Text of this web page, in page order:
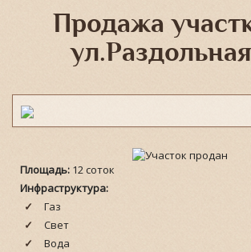
Продажа
Площадь: 12 соток
Инфраструктура:
Газ
Свет
Вода